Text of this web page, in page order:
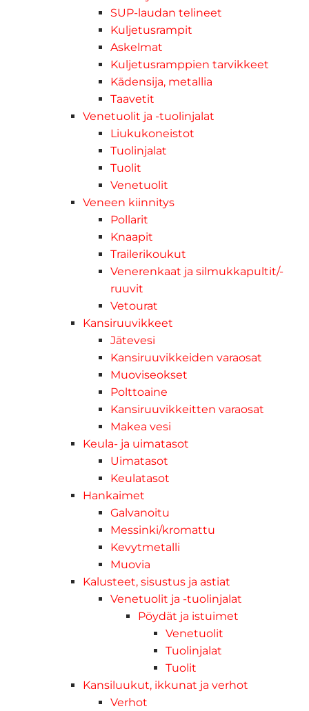
SUP-laudan telineet
Kuljetusrampit
Askelmat
Kuljetusramppien tarvikkeet
Kädensija, metallia
Taavetit
Venetuolit ja -tuolinjalat
Liukukoneistot
Tuolinjalat
Tuolit
Venetuolit
Veneen kiinnitys
Pollarit
Knaapit
Trailerikoukut
Venerenkaat ja silmukkapultit/-
ruuvit
Vetourat
Kansiruuvikkeet
Jätevesi
Kansiruuvikkeiden varaosat
Muoviseokset
Polttoaine
Kansiruuvikkeitten varaosat
Makea vesi
Keula- ja uimatasot
Uimatasot
Keulatasot
Hankaimet
Galvanoitu
Messinki/kromattu
Kevytmetalli
Muovia
Kalusteet, sisustus ja astiat
Venetuolit ja -tuolinjalat
Pöydät ja istuimet
Venetuolit
Tuolinjalat
Tuolit
Kansiluukut, ikkunat ja verhot
Verhot